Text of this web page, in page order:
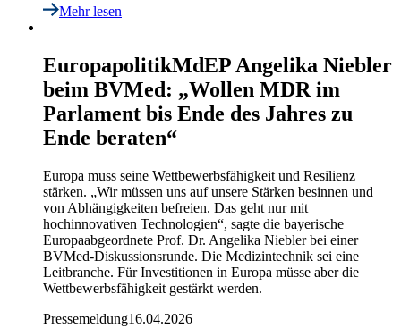
Mehr lesen
EuropapolitikMdEP Angelika Niebler
beim BVMed: „Wollen MDR im
Parlament bis Ende des Jahres zu
Ende beraten“
Europa muss seine Wettbewerbsfähigkeit und Resilienz
stärken. „Wir müssen uns auf unsere Stärken besinnen und
von Abhängigkeiten befreien. Das geht nur mit
hochinnovativen Technologien“, sagte die bayerische
Europaabgeordnete Prof. Dr. Angelika Niebler bei einer
BVMed-Diskussionsrunde. Die Medizintechnik sei eine
Leitbranche. Für Investitionen in Europa müsse aber die
Wettbewerbsfähigkeit gestärkt werden.
Pressemeldung16.04.2026